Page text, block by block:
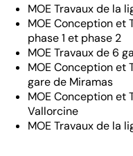
MOE Travaux de la
MOE Conception et
phase 1 et phase 2
MOE Travaux de 6
MOE Conception et
gare de Miramas
MOE Conception et
Vallorcine
MOE Travaux de la